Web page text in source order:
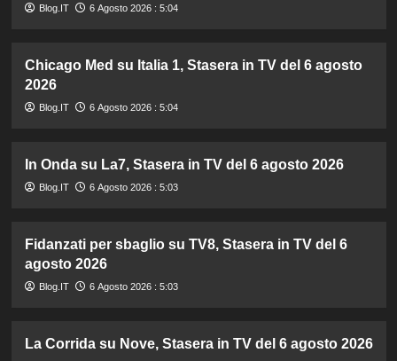
Blog.IT 6 Agosto 2026 : 5:04
Chicago Med su Italia 1, Stasera in TV del 6 agosto
2026
Blog.IT 6 Agosto 2026 : 5:04
In Onda su La7, Stasera in TV del 6 agosto 2026
Blog.IT 6 Agosto 2026 : 5:03
Fidanzati per sbaglio su TV8, Stasera in TV del 6
agosto 2026
Blog.IT 6 Agosto 2026 : 5:03
La Corrida su Nove, Stasera in TV del 6 agosto 2026